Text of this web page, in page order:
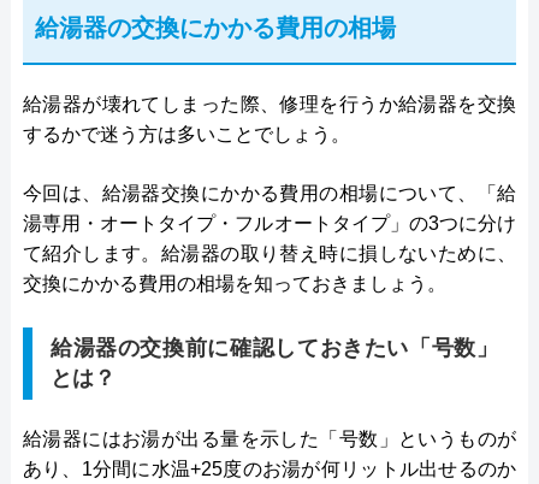
給湯器の交換にかかる費用の相場
給湯器が壊れてしまった際、修理を行うか給湯器を交換
するかで迷う方は多いことでしょう。
今回は、給湯器交換にかかる費用の相場について、「給
湯専用・オートタイプ・フルオートタイプ」の3つに分け
て紹介します。給湯器の取り替え時に損しないために、
交換にかかる費用の相場を知っておきましょう。
給湯器の交換前に確認しておきたい「号数」
とは？
給湯器にはお湯が出る量を示した「号数」というものが
あり、1分間に水温+25度のお湯が何リットル出せるのか